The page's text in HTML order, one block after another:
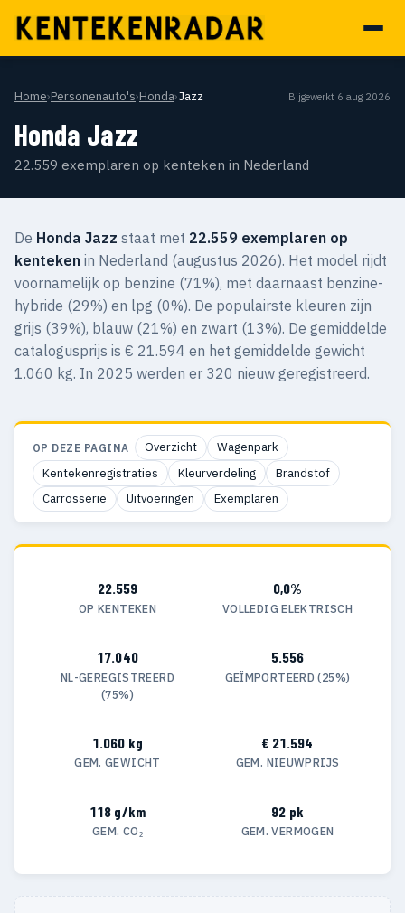
Home›Personenauto's›Honda›Jazz Bijgewerkt 6 aug 2026
Honda Jazz
22.559 exemplaren op kenteken in Nederland
De Honda Jazz staat met 22.559 exemplaren op
kenteken in Nederland (augustus 2026). Het model rijdt
voornamelijk op benzine (71%), met daarnaast benzine-
hybride (29%) en lpg (0%). De populairste kleuren zijn
grijs (39%), blauw (21%) en zwart (13%). De gemiddelde
catalogusprijs is € 21.594 en het gemiddelde gewicht
1.060 kg. In 2025 werden er 320 nieuw geregistreerd.
OP DEZE PAGINA Overzicht
Wagenpark
Kentekenregistraties
Kleurverdeling
Brandstof
Carrosserie
Uitvoeringen Exemplaren
22.559
OP KENTEKEN
0,0%
VOLLEDIG ELEKTRISCH
17.040
NL-GEREGISTREERD
(75%)
5.556
GEÏMPORTEERD (25%)
1.060 kg
GEM. GEWICHT
€ 21.594
GEM. NIEUWPRIJS
118 g/km
GEM. CO₂
92 pk
GEM. VERMOGEN